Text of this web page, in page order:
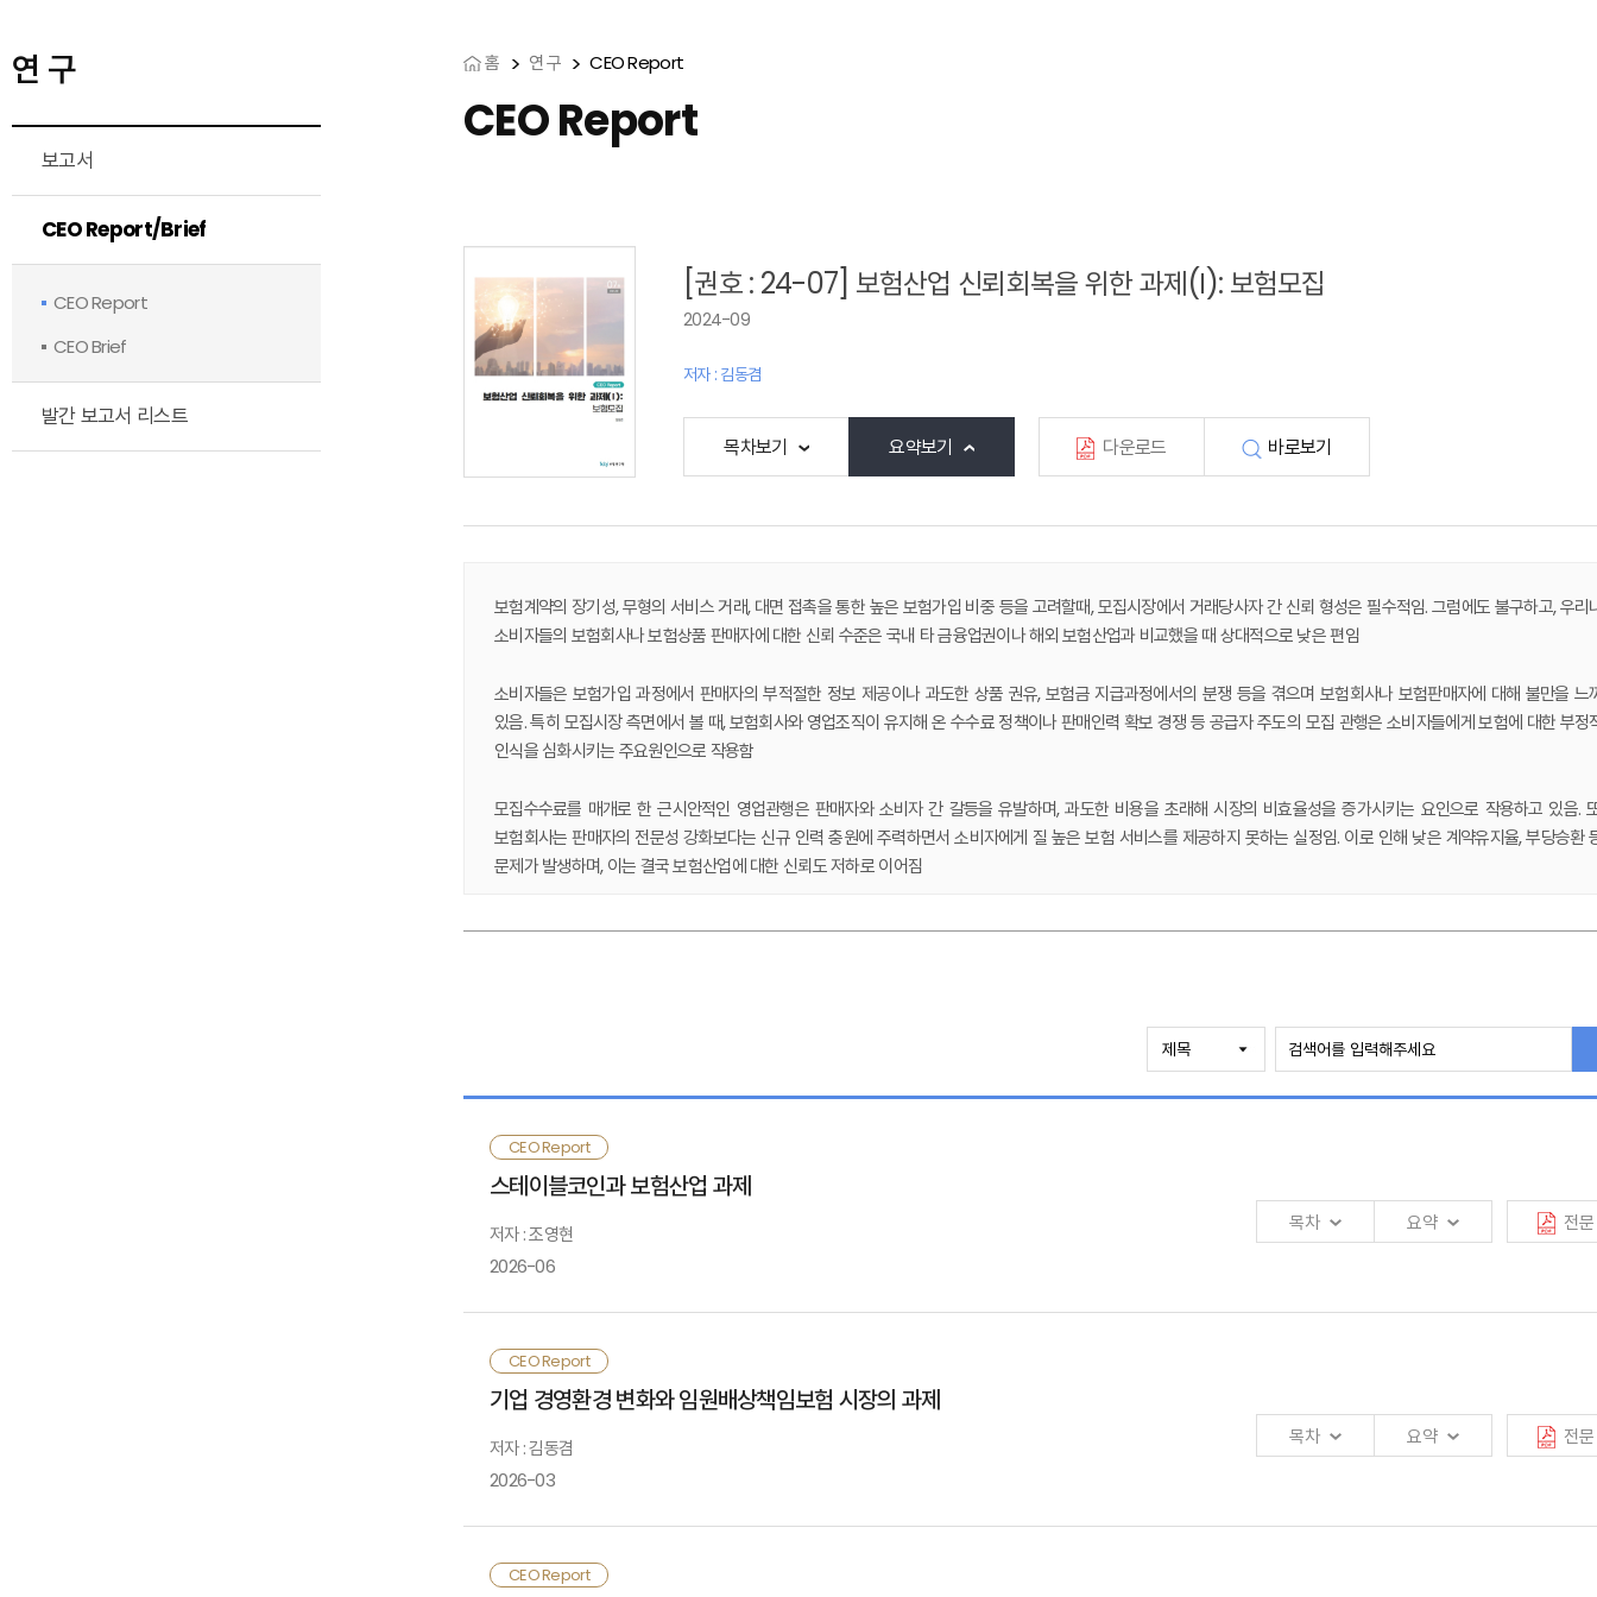
연 구
보고서
CEO Report/Brief
CEO Report
CEO Brief
발간 보고서 리스트
홈 연 구 CEO Report
CEO Report
[권호 : 24-07] 보험산업 신뢰회복을 위한 과제(Ⅰ): 보험모집
2024-09
저자 : 김동겸
목차보기 요약보기 다운로드 바로보기
보험계약의 장기성, 무형의 서비스 거래, 대면 접촉을 통한 높은 보험가입 비중 등을 고려할때, 모집시장에서 거래당사자 간 신뢰 형성은 필수적임. 그럼에도 불구하고, 우리
소비자들의 보험회사나 보험상품 판매자에 대한 신뢰 수준은 국내 타 금융업권이나 해외 보험산업과 비교했을 때 상대적으로 낮은 편임
소비자들은 보험가입 과정에서 판매자의 부적절한 정보 제공이나 과도한 상품 권유, 보험금 지급과정에서의 분쟁 등을 겪으며 보험회사나 보험판매자에 대해 불만을 느
있음. 특히 모집시장 측면에서 볼 때, 보험회사와 영업조직이 유지해 온 수수료 정책이나 판매인력 확보 경쟁 등 공급자 주도의 모집 관행은 소비자들에게 보험에 대한 부정
인식을 심화시키는 주요원인으로 작용함
모집수수료를 매개로 한 근시안적인 영업관행은 판매자와 소비자 간 갈등을 유발하며, 과도한 비용을 초래해 시장의 비효율성을 증가시키는 요인으로 작용하고 있음.
보험회사는 판매자의 전문성 강화보다는 신규 인력 충원에 주력하면서 소비자에게 질 높은 보험 서비스를 제공하지 못하는 실정임. 이로 인해 낮은 계약유지율, 부당승환
문제가 발생하며, 이는 결국 보험산업에 대한 신뢰도 저하로 이어짐
보험회사가 모집시장에서 신뢰를 회복하기 위해서는 영업관행 개선을 위한 제도개선과 함께 인구·기술 등 시장의 환경변화 요인 등을 고려하여 장기적 관점의 판매채널
Ⅱ. 소비자의 인식 및 평가
Ⅲ. 모집시장의 운영실태
· 참고문헌
· 부록
CEO Report
스테이블코인과 보험산업 과제
저자 : 조영현
2026-06
목차 요약 전문
스테이블코인은 법정화폐의 가치 안정성과 블록체인의 기술적 유연성을 결합한 디지털자산으로, 주요국은 스테이블코인을 지급결제수단으로 제도권에 편입시키고
있음. 스테이블코인의 안정적인 가치, 스마트 컨트랙트의 프로그래밍 가능성, 블록체인의 조합 가능성이 결합되면 보험상품의 개발·판매·보상 처리 방식이 변화하고,
나아가 중개구조와 가치사슬 전반이 재편될 수 있음
해외 보험서비스에서 스테이블코인은 결제·정산 효율화, 언더라이팅 및 보험금 심사 자동화, 자본 조달 및 리스크 인수 구조 혁신의 세 영역에서 활용되고 있음. 다만,
국내의 경우 실거래 수준의 인프라 검증을 진행 중인 은행업권이나 가맹점 결제망 연계를 검증 중인 카드업권에 비해 보험업권의 검증 단계는 상대적으로 초기에 머물러
있음. 이러한 상황에서 보험회사가 스테이블코인을 활용하기 위해서는 현행 법·제도상의 제약 요인을 명확히 인식하고, 규제 환경의 변화 속도에 맞추어 단계적으로
Ⅰ. 검토배경
Ⅱ. 주요국 스테이블코인 제도화 동향 및 특징
Ⅲ. 스테이블코인의 주요 특징
CEO Report
기업 경영환경 변화와 임원배상책임보험 시장의 과제
저자 : 김동겸
2026-03
목차 요약 전문
최근 기업 경영환경은 디지털 전환, ESG 확산, 이해관계자 권리 강화, 규제 고도화가 동시에 진행되면서 리스크 구조가 근본적으로 변화하고 있음. 기업의 책임 범위는
CEO Report